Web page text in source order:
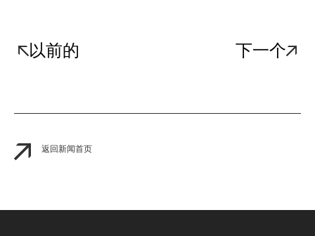
以前的 下一个
返回新闻首页